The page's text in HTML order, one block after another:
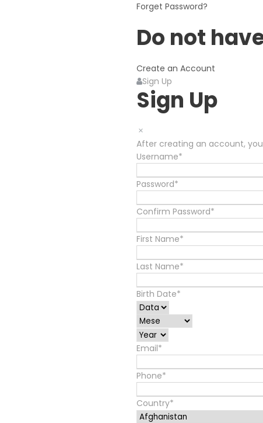
Forget Password?
Do not
Create an Account
Sign Up
Sign Up
After creating an account,
Username*
Password*
Confirm Password*
First Name*
Last Name*
Birth Date*
Email*
Phone*
Country*